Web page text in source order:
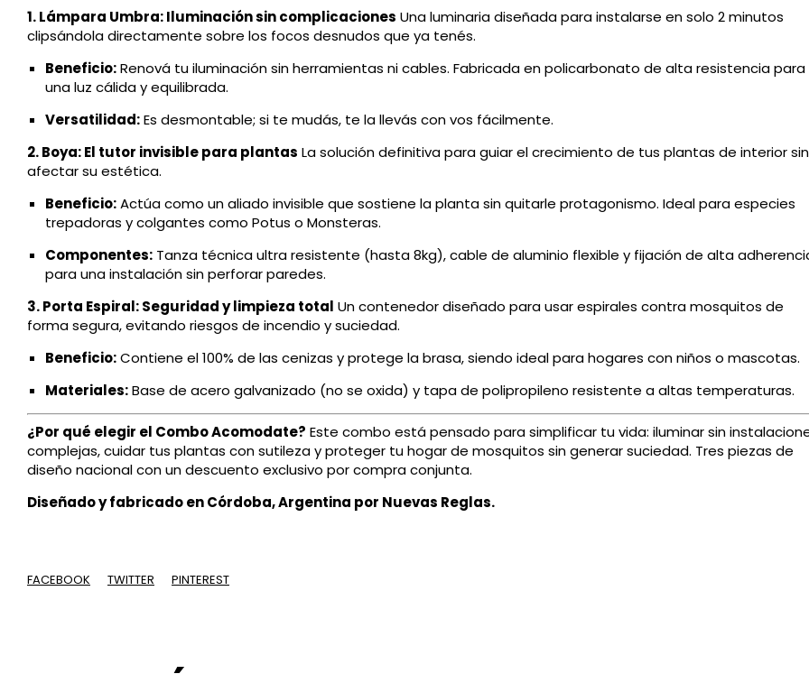
1. Lámpara Umbra: Iluminación sin complicaciones Una luminaria diseñada para instalarse en solo 2 minutos
clipsándola directamente sobre los focos desnudos que ya tenés.
Beneficio:Renová tu iluminación sin herramientas ni cables. Fabricada en policarbonato de alta resistencia para
una luz cálida y equilibrada.
Versatilidad:Es desmontable; si te mudás, te la llevás con vos fácilmente.
2. Boya: El tutor invisible para plantas La solución definitiva para guiar el crecimiento de tus plantas de interior sin
afectar su estética.
Beneficio:Actúa como un aliado invisible que sostiene la planta sin quitarle protagonismo. Ideal para especies
trepadoras y colgantes como Potus o Monsteras.
Componentes: Tanza técnica ultra resistente (hasta 8kg), cable de aluminio flexible y fijación de alta
para una instalación sin perforar paredes.
3. Porta Espiral: Seguridad y limpieza total Un contenedor diseñado para usar espirales contra mosquitos de
forma segura, evitando riesgos de incendio y suciedad.
Beneficio:Contiene el 100% de las cenizas y protege la brasa, siendo ideal para hogares con niños o mascotas.
Materiales:Base de acero galvanizado (no se oxida) y tapa de polipropileno resistente a altas temperaturas.
¿Por qué elegir el Combo Acomodate? Este combo está pensado para simplificar tu vida: iluminar sin
complejas, cuidar tus plantas con sutileza y proteger tu hogar de mosquitos sin generar suciedad. Tres piezas de
diseño nacional con un descuento exclusivo por compra conjunta.
Diseñado y fabricado en Córdoba, Argentina por Nuevas Reglas.
FACEBOOK TWITTER PINTEREST